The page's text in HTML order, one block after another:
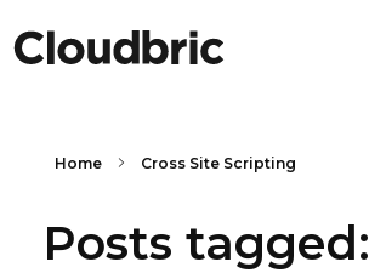
Home Cross Site Scripting
Posts tagged: